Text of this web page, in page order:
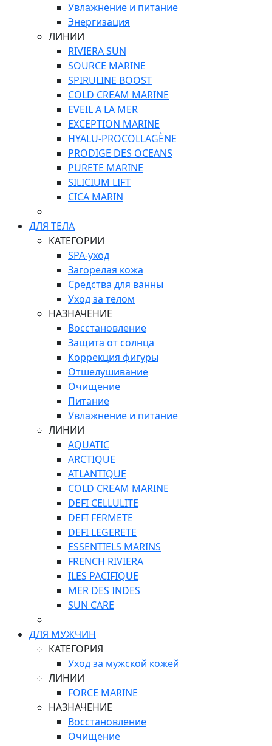
Увлажнение и питание
Энергизация
ЛИНИИ
RIVIERA SUN
SOURCE MARINE
SPIRULINE BOOST
COLD CREAM MARINE
EVEIL A LA MER
EXCEPTION MARINE
HYALU-PROCOLLAGÈNE
PRODIGE DES OCEANS
PURETE MARINE
SILICIUM LIFT
СICA MARIN
ДЛЯ ТЕЛА
КАТЕГОРИИ
SPA-уход
Загорелая кожа
Средства для ванны
Уход за телом
НАЗНАЧЕНИЕ
Восстановление
Защита от солнца
Коррекция фигуры
Отшелушивание
Очищение
Питание
Увлажнение и питание
ЛИНИИ
AQUATIC
ARCTIQUE
ATLANTIQUE
COLD CREAM MARINE
DEFI CELLULITE
DEFI FERMETE
DEFI LEGERETE
ESSENTIELS MARINS
FRENCH RIVIERA
ILES PACIFIQUE
MER DES INDES
SUN CARE
ДЛЯ МУЖЧИН
КАТЕГОРИЯ
Уход за мужской кожей
ЛИНИИ
FORCE MARINE
НАЗНАЧЕНИЕ
Восстановление
Очищение